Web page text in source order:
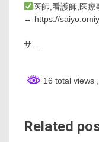
医師,看護師,医療
→ https://
サ…
16 total views
Related